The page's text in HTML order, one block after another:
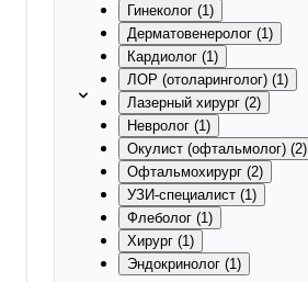
Гинеколог (1)
Дерматовенеролог (1)
Кардиолог (1)
ЛОР (отоларинголог) (1)
Лазерный хирург (2)
Невролог (1)
Окулист (офтальмолог) (2)
Офтальмохирург (2)
УЗИ-специалист (1)
Флеболог (1)
Хирург (1)
Эндокринолог (1)